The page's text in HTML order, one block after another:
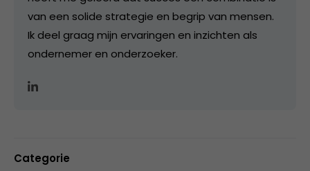
van een solide strategie en begrip van mensen.
Ik deel graag mijn ervaringen en inzichten als
ondernemer en onderzoeker.
Categorie